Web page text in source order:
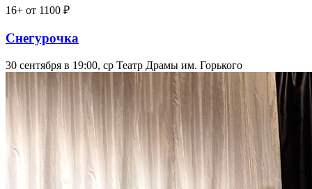
16+ от 1100 ₽
Снегурочка
30 сентября в 19:00, ср Театр Драмы им. Горького